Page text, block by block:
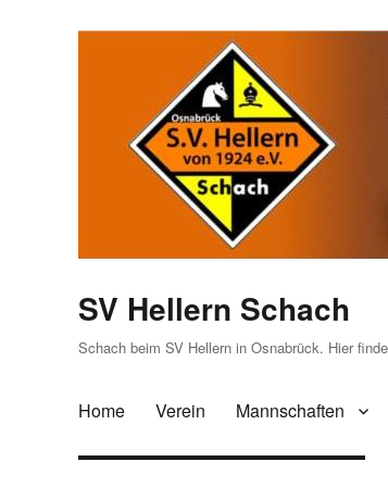
SV Hellern Schach
Schach beim SV Hellern in Osnabrück. Hier
Home Verein Mannschaften